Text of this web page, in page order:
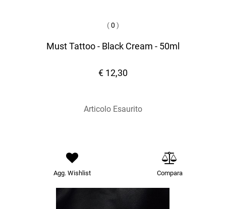
(0 )
Must Tattoo - Black Cream - 50ml
€ 12,30
Articolo Esaurito
Agg. Wishlist Compara